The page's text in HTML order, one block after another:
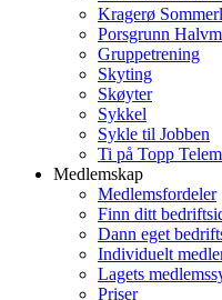
Kragerø
Porsgrunn
Gruppetrening
Skyting
Skøyter
Sykkel
Sykle til Jobben
Ti på Topp
Medlemskap
Medlemsfordeler
Finn ditt
Dann eget
Individuelt
Lagets
Priser